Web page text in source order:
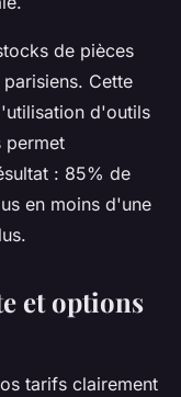
de pièces
Cette
d'outils
permet
: 85% de
en moins d'une
et options
tarifs clairement